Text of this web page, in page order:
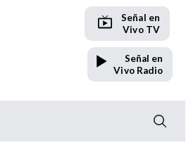
Señal en
Vivo TV
Señal en
Vivo Radio